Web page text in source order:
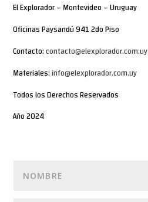
El Explorador – Montevideo – Uruguay
Oficinas Paysandú 941 2do Piso
Contacto:contacto@elexplorador.com.uy
Materiales:info@elexplorador.com.uy
Todos los Derechos Reservados
Año 2024